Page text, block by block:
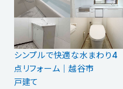
シンプルで快適な水まわり4
点リフォーム｜越谷市
戸建て